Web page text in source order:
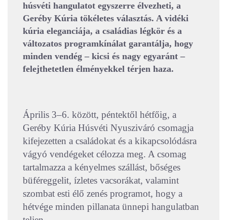
húsvéti hangulatot egyszerre élvezheti, a
Geréby Kúria tökéletes választás. A vidéki
kúria eleganciája, a családias légkör és a
változatos programkínálat garantálja, hogy
minden vendég – kicsi és nagy egyaránt –
felejthetetlen élményekkel térjen haza.
Április 3–6. között, péntektől hétfőig, a
Geréby Kúria Húsvéti Nyusziváró csomagja
kifejezetten a családokat és a kikapcsolódásra
vágyó vendégeket célozza meg. A csomag
tartalmazza a kényelmes szállást, bőséges
büféreggelit, ízletes vacsorákat, valamint
szombat esti élő zenés programot, hogy a
hétvége minden pillanata ünnepi hangulatban